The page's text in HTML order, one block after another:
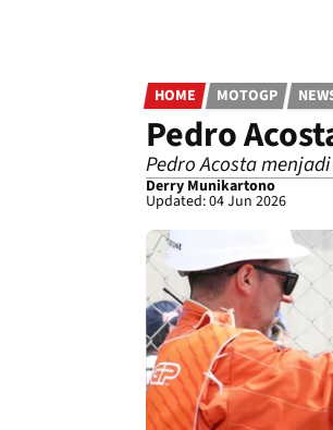
HOME MOTOGP
Pedro
Pedro Acosta
Derry Munikartono
Updated: 04 Jun 2026